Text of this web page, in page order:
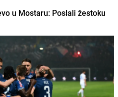
u Mostaru: Poslali žestoku